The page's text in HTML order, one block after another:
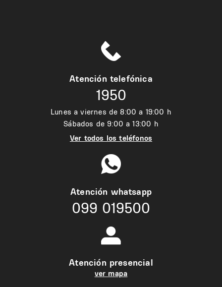
Atención telefónica
1950
Lunes a viernes de 8:00 a 19:00 h
Sábados de 9:00 a 13:00 h
Ver todos los teléfonos
Atención whatsapp
099 019500
Atención presencial
ver mapa